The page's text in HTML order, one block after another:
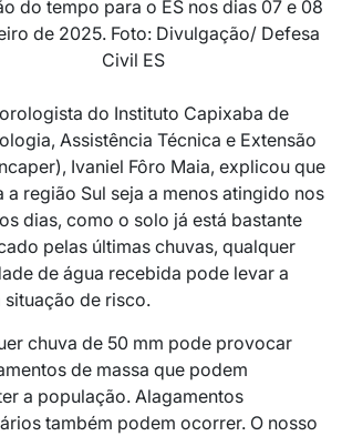
do tempo para o ES nos dias 07 e 08
de 2025. Foto: Divulgação/ Defesa
Civil ES
do Instituto Capixaba de
Assistência Técnica e Extensão
Ivaniel Fôro Maia, explicou que
a região Sul seja a menos atingido nos
dias, como o solo já está bastante
pelas últimas chuvas, qualquer
de água recebida pode levar a
situação de risco.
chuva de 50 mm pode provocar
de massa que podem
a população. Alagamentos
também podem ocorrer. O nosso